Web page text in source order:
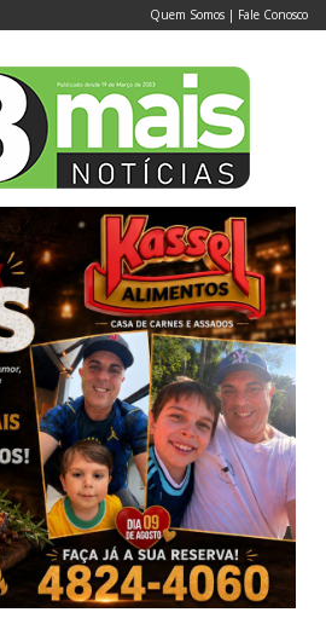
Quem Somos | Fale Conosco